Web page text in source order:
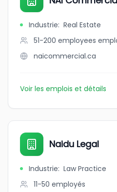
Industrie: Real Estate
51-200 employees
naicommercial.ca
Voir les emplois et détails
Naidu Legal
Industrie: Law Practice
11-50 employés